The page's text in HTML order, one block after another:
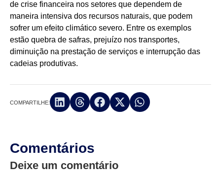
de crise financeira nos setores que dependem de
maneira intensiva dos recursos naturais, que podem
sofrer um efeito climático severo. Entre os exemplos
estão quebra de safras, prejuízo nos transportes,
diminuição na prestação de serviços e interrupção das
cadeias produtivas.
COMPARTILHE:
Comentários
Deixe um comentário